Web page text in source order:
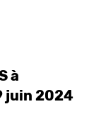
à
juin 2024